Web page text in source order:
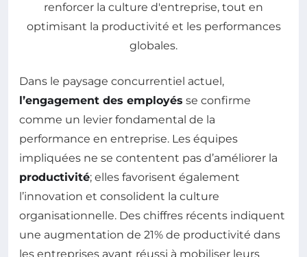
Dans le paysage concurrentiel actuel,
l’engagement des employés se confirme
comme un levier fondamental de la
performance en entreprise. Les équipes
impliquées ne se contentent pas d’améliorer la
productivité; elles favorisent également
l’innovation et consolident la culture
organisationnelle. Des chiffres récents indiquent
une augmentation de 21% de productivité dans
les entreprises ayant réussi à mobiliser leurs